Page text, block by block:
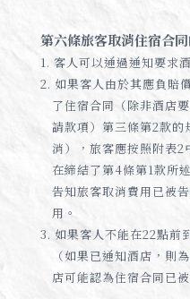
第六條旅客取消住宿合
1. 客人可以通過通知要求
2. 如果客人由於其應負賠
了住宿合同（除非酒店
請款項）第三條第2款的
消），旅客應按照附表2
在締結了第4條第1款所
告知旅客取消費用已被
用。
3. 如果客人不能在22點前
（如果已通知酒店，則
店可能認為住宿合同已